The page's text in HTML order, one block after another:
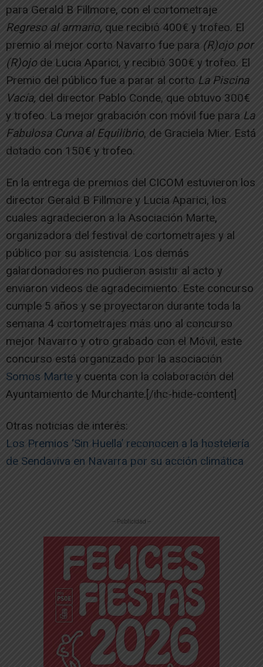
para Gerald B Fillmore, con el cortometraje
Regreso al armario, que recibió 400€ y trofeo. El
premio al mejor corto Navarro fue para (R)ojo por
(R)ojo de Lucia Aparici, y recibió 300€ y trofeo. El
Premio del público fue a parar al corto La Piscina
Vacía, del director Pablo Conde, que obtuvo 300€
y trofeo. La mejor grabación con móvil fue para La
Fabulosa Curva al Equilibrio, de Graciela Mier. Está
dotado con 150€ y trofeo.
En la entrega de premios del CICOM estuvieron los
director Gerald B Fillmore y Lucia Aparici, los
cuales agradecieron a la Asociación Marte,
organizadora del festival de cortometrajes y al
público por su asistencia. Los demás
galardonadores no pudieron asistir al acto y
enviaron videos de agradecimiento. Este concurso
cumple 5 años y se proyectaron durante toda la
semana 4 cortometrajes más uno al concurso
mejor Navarro y otro grabado con el Móvil, este
concurso está organizado por la asociación
Somos Marte y cuenta con la colaboración del
Ayuntamiento de Murchante.[/ihc-hide-content]
Otras noticias de interés:
Los Premios ‘Sin Huella’ reconocen a la hostelería
de Sendaviva en Navarra por su acción climática
-- Publicidad --